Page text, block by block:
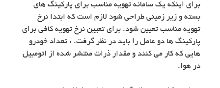
برای اینکه یک سامانه تهویه مناسب برای پارکینگ های
بسته و زیر زمینی طراحی شود لازم است که ابتدا نرخ
تهویه مناسب تعیین شود. برای تعیین نرخ تهویه کافی برای
پارکینگ ها دو عامل را باید در نظر گرفت. : تعداد خودرو
هایی که کار می کنند و مقدار ذرات منتشر شده از اتومبیل
در هوا.